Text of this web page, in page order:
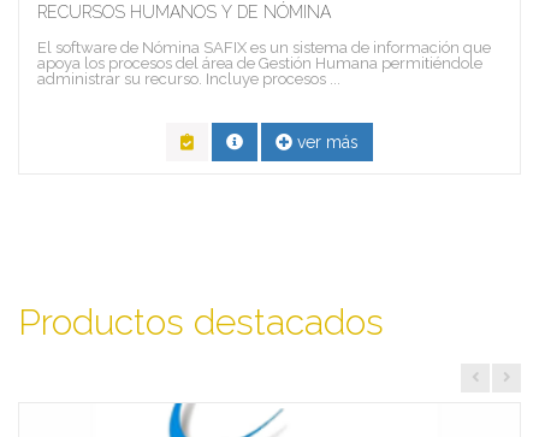
RECURSOS HUMANOS Y DE NÓMINA
El software de Nómina SAFIX es un sistema de información que
apoya los procesos del área de Gestión Humana permitiéndole
administrar su recurso. Incluye procesos ...
ver más
Productos destacados